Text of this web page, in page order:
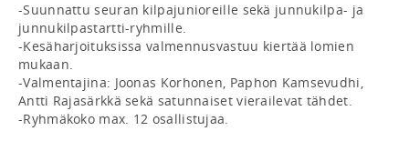
-Suunnattu seuran kilpajunioreille sekä junnukilpa- ja
junnukilpastartti-ryhmille.
-Kesäharjoituksissa valmennusvastuu kiertää lomien
mukaan.
-Valmentajina: Joonas Korhonen, Paphon Kamsevudhi,
Antti Rajasärkkä sekä satunnaiset vierailevat tähdet.
-Ryhmäkoko max. 12 osallistujaa.